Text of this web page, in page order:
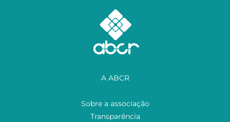
A ABCR
Sobre a associação
Transparência